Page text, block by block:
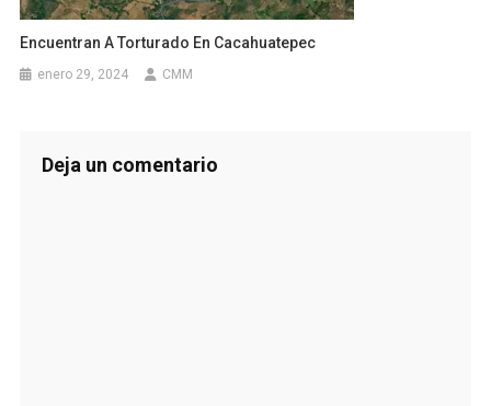
Encuentran A Torturado En Cacahuatepec
enero 29, 2024 CMM
Deja un comentario